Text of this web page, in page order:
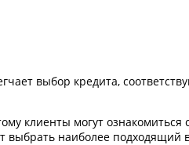
выбор кредита,
клиенты могут ознакомиться
выбрать наиболее подходящий